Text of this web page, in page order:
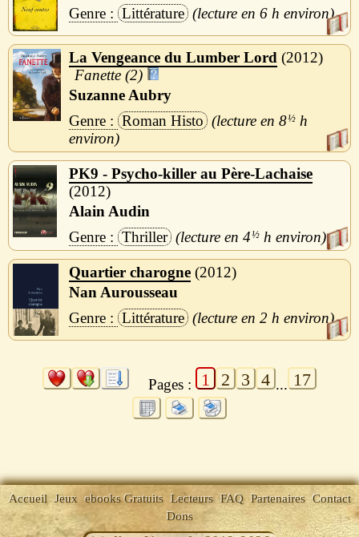
Littérature
6 h
La Vengeance du Lumber Lord
2012
Fanette (2)
Suzanne Aubry
Roman Histo
8½ h
PK9 - Psycho-killer au Père-Lachaise
2012
Alain Audin
Thriller
4½ h
Quartier charogne 2012
Nan Aurousseau
Littérature
2 h
Pages : 1 2 3 4 ... 17
Accueil Jeux ebooks Gratuits Lecteurs FAQ Partenaires Contact
Dons